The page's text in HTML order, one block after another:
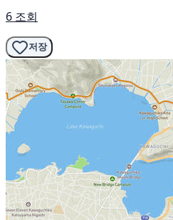
6 조회
저장